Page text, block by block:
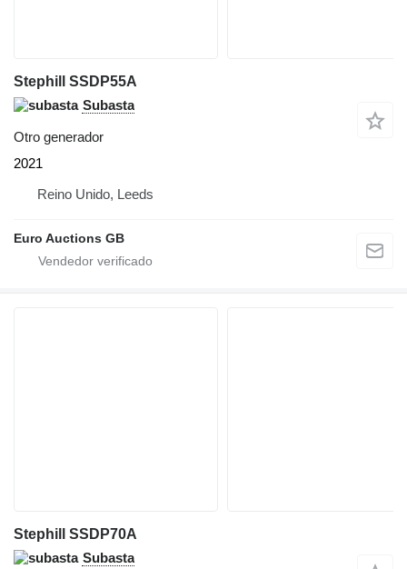
Stephill SSDP55A
Subasta
Otro generador
2021
Reino Unido, Leeds
Euro Auctions GB
Stephill SSDP70A
Subasta